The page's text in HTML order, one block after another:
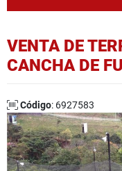
VENTA DE
CANCHA DE
Código: 6927583